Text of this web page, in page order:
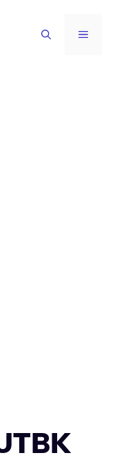
MENU